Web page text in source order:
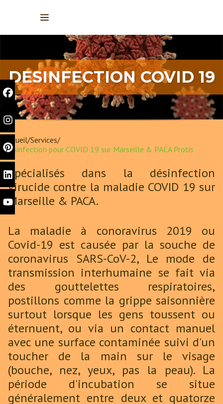
DESINFECTION COVID 19
Accueil Services
Désinfection pour COVID 19 sur Marseille & PACA Protis
Spécialisés dans la désinfection
virucide contre la maladie COVID 19 sur
Marseille & PACA.
La maladie à conoravirus 2019 ou
Covid-19 est causée par la souche de
coronavirus SARS-CoV-2, Le mode de
transmission interhumaine se fait via
des gouttelettes respiratoires,
postillons comme la grippe saisonnière
surtout lorsque les gens toussent ou
éternuent, ou via un contact manuel
avec une surface contaminée suivi d'un
toucher de la main sur le visage
(bouche, nez, yeux, pas la peau). La
période d'incubation se situe
généralement entre deux et quatorze